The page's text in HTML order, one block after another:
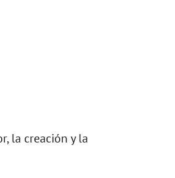
la creación y la